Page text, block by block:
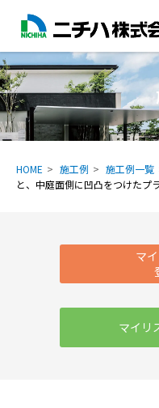
HOME 施工例 施工例一覧
と、中庭面側に凹凸をつけたプ
マ
マイリ